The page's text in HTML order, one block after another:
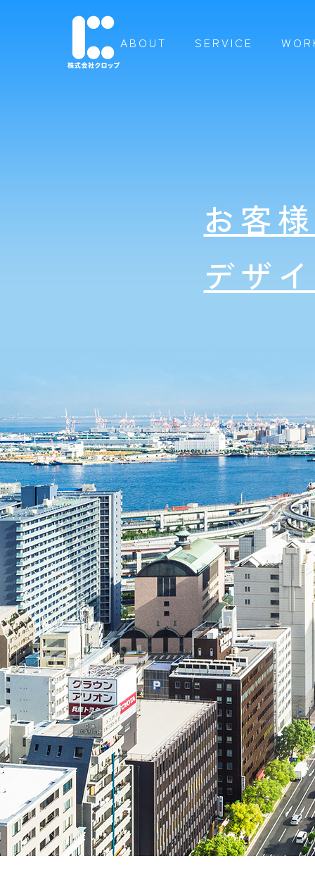
ABOUT SERVICE
お客
デザ